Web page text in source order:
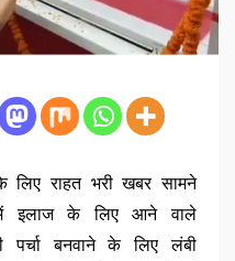
राहत भरी खबर सामने
इलाज के लिए आने वाले
पर्चा बनवाने के लिए लंबी